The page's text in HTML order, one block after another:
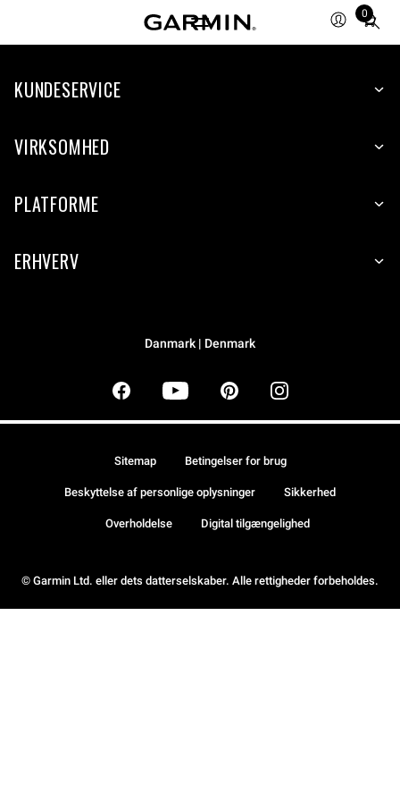
0
Total
items
cart:
KUNDESERVICE
VIRKSOMHED
PLATFORME
ERHVERV
Danmark | Denmark
© Garmin Ltd. eller dets datterselskaber. Alle rettigheder forbeholdes.
Sitemap Betingelser for brug
Beskyttelse af personlige oplysninger Sikkerhed
Overholdelse Digital tilgængelighed